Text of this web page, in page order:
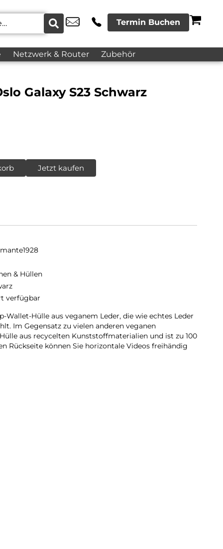
Termin Buchen
Netzwerk & Router Zubehör
Galaxy S23 Schwarz
Jetzt kaufen
& Hüllen
verfügbar
Wallet-Hülle aus veganem Leder, die wie echtes Leder
Im Gegensatz zu vielen anderen veganen
aus recycelten Kunststoffmaterialien und ist zu 100
Rückseite können Sie horizontale Videos freihändig